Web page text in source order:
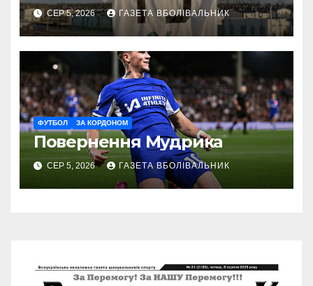
СЕР 5, 2026 ГАЗЕТА ВБОЛІВАЛЬНИК
ФУТБОЛ ЗА КОРДОНОМ
Повернення Мудрика
СЕР 5, 2026 ГАЗЕТА ВБОЛІВАЛЬНИК